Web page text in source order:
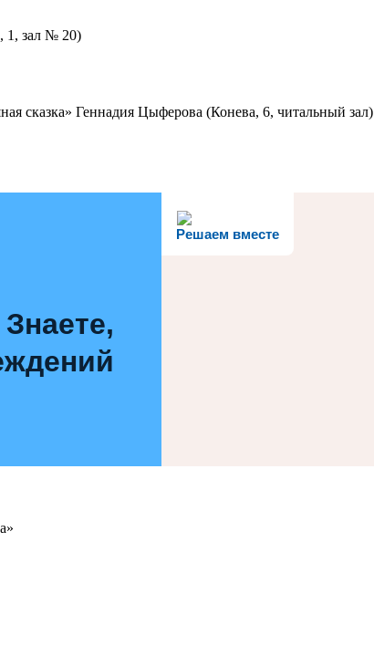
1, зал № 20)
сказка» Геннадия Цыферова (Конева, 6, читальный зал)
Решаем вместе